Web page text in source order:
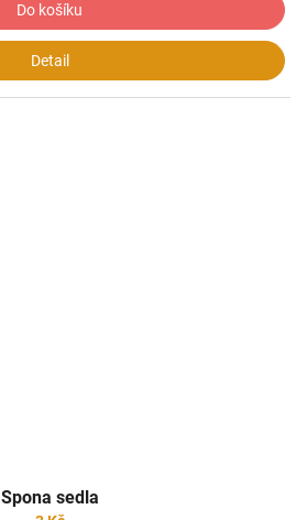
Do košíku
Detail
Spona sedla